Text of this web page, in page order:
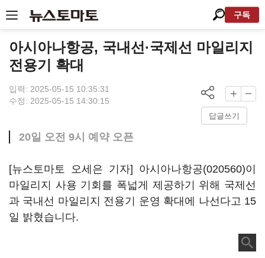
구독
아시아나항공, 국내선·국제선 마일리지
전용기 확대
입력: 2025-05-15 10:35:31
수정: 2025-05-15 14:30:15
답글쓰기
20일 오전 9시 예약 오픈
[뉴스토마토 오세은 기자] 아시아나항공(020560)이
마일리지 사용 기회를 폭넓게 제공하기 위해 국제선
과 국내선 마일리지 전용기 운영 확대에 나선다고 15
일 밝혔습니다.